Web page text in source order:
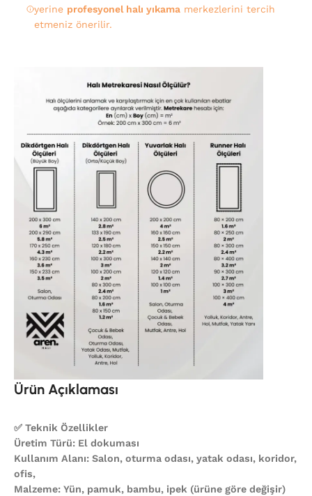
yerine profesyonel halı yıkamamerkezlerini tercih
etmeniz önerilir.
Ürün Açıklaması
✅ Teknik Özellikler
Üretim Türü: El dokuması
Kullanım Alanı: Salon, oturma odası, yatak odası, koridor,
ofis,
Malzeme: Yün, pamuk, bambu, ipek (ürüne göre değişir)